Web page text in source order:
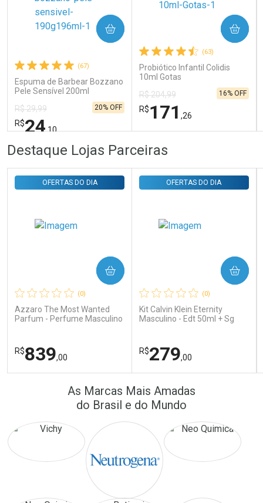
Ativar Desconto
Comprar sem Desconto
Comprar sem Desconto
(67)
Espuma de Barbear Bozzano
Pele Sensível 200ml
R$ 29,99
R$24,10
20% OFF
COMPRAR
FECHAR
Laboratório
Comprar sem Desconto
Por R$ 24,10/cada
FECHAR
Por Menos
Comprar sem Desconto
Por R$ 24,10/cada
(63)
Probiótico Infantil Colidis
10ml Gotas
R$ 204,99
R$171 ,26
16% OFF
COMPRAR
Comprar sem Desconto
Por R$ 171,26/cada
Por Menos
Comprar sem Desconto
Por R$ 171,26/cada
Destaque Lojas Parceiras
(0)
Azzaro The Most Wanted
Parfum - Perfume Masculino
OFERTAS DO DIA
R$839,00
COMPRAR
FECHAR
FECHAR
Por Menos
(0)
Kit Calvin Klein Eternity
Masculino - Edt 50ml + Sg
OFERTAS DO DIA
R$279,00
COMPRAR
Laboratório
Por Menos
As Marcas Mais Amadas
do Brasil e do Mundo